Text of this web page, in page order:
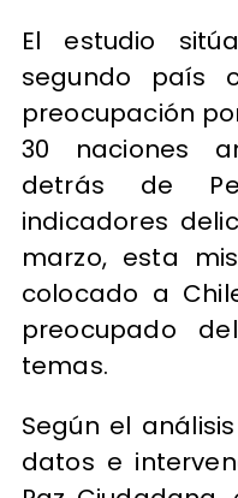
El estudio
segundo país
preocupación
30 naciones
detrás de
indicadores
marzo, esta
colocado a
preocupado
temas.
Según el
datos e